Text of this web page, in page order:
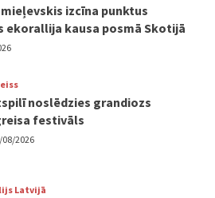
izcīna punktus
ekorallija kausa posmā Skotijā
noslēdzies grandiozs
festivāls
08/2026
Latvijā